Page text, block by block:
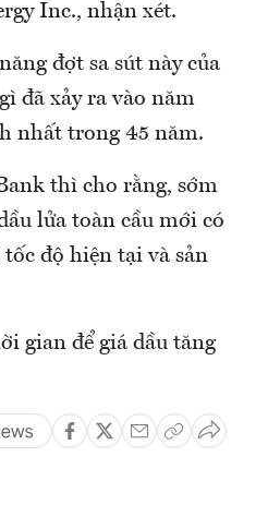
Inc., nhận xét.
đợt sa sút này của
đã xảy ra vào năm
nhất trong 45 năm.
thì cho rằng, sớm
lửa toàn cầu mới có
độ hiện tại và sản
gian để giá dầu tăng